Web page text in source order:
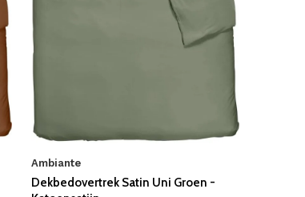
Ambiante
Dekbedovertrek Satin Uni Groen -